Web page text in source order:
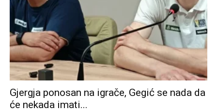
Gjergja ponosan na igrače, Gegić se nada da
će nekada imati...